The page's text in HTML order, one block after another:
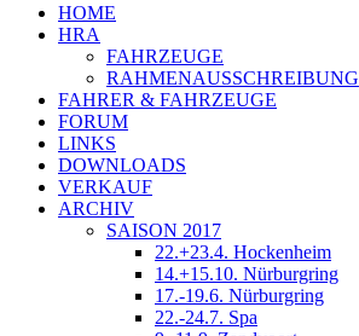
HOME
HRA
FAHRZEUGE
RAHMENAUSSCHREIBUNG
FAHRER & FAHRZEUGE
FORUM
LINKS
DOWNLOADS
VERKAUF
ARCHIV
SAISON 2017
22.+23.4. Hockenheim
14.+15.10. Nürburgring
17.-19.6. Nürburgring
22.-24.7. Spa